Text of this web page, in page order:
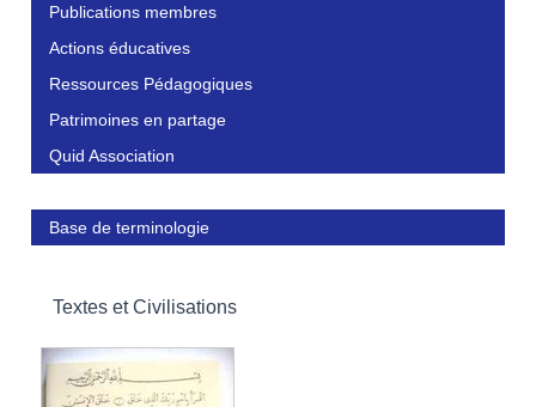
Publications membres
Actions éducatives
Ressources Pédagogiques
Patrimoines en partage
Quid Association
Base de terminologie
Textes et Civilisations